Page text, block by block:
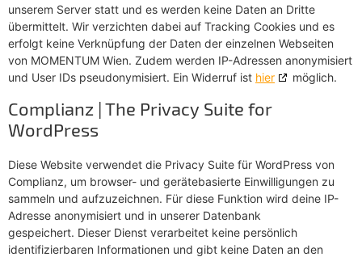
unserem Server statt und es werden keine Daten an Dritte
übermittelt. Wir verzichten dabei auf Tracking Cookies und es
erfolgt keine Verknüpfung der Daten der einzelnen Webseiten
von MOMENTUM Wien. Zudem werden IP-Adressen anonymisiert
und User IDs pseudonymisiert. Ein Widerruf ist hier möglich.
Complianz | The Privacy Suite for
WordPress
Diese Website verwendet die Privacy Suite für WordPress von
Complianz, um browser- und gerätebasierte Einwilligungen zu
sammeln und aufzuzeichnen. Für diese Funktion wird deine IP-
Adresse anonymisiert und in unserer Datenbank
gespeichert. Dieser Dienst verarbeitet keine persönlich
identifizierbaren Informationen und gibt keine Daten an den